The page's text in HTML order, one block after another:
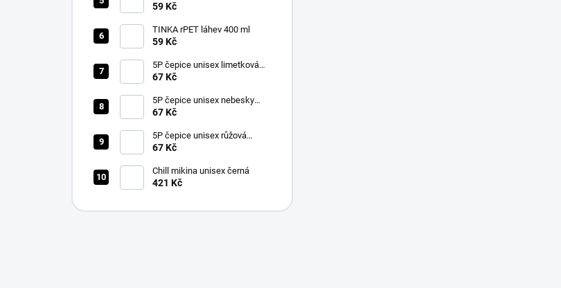
59 Kč
TINKA rPET láhev 400 ml
59 Kč
5P čepice unisex limetková
nastavitelná
67 Kč
5P čepice unisex nebesky
modrá nastavitelná
67 Kč
5P čepice unisex růžová
nastavitelná
67 Kč
Chill mikina unisex černá
421 Kč